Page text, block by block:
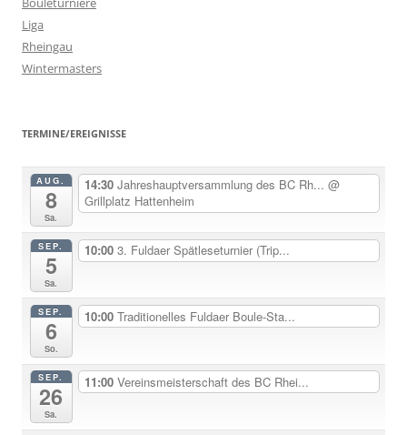
Liga
Rheingau
Wintermasters
TERMINE/EREIGNISSE
AUG.
8
Sa.
14:30 Jahreshauptversammlung des BC Rh... @
Grillplatz Hattenheim
SEP.
5
Sa.
10:00 3. Fuldaer Spätleseturnier (Trip...
SEP.
6
So.
10:00 Traditionelles Fuldaer Boule-Sta...
SEP.
26
Sa.
11:00 Vereinsmeisterschaft des BC Rhei...